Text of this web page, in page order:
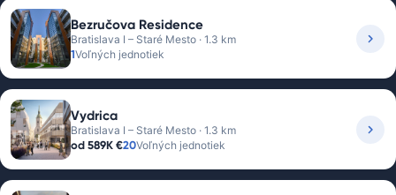
Bezručova Residence
Bratislava I – Staré Mesto · 1.3 km
1Voľných jednotiek
Vydrica
Bratislava I – Staré Mesto · 1.3 km
od 589K €20Voľných jednotiek